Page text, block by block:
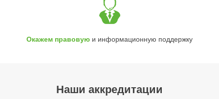
Окажем правовую и информационную поддержку
Наши аккредитации